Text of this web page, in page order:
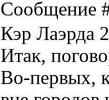
Сообщение
Кэр Лаэрда
Итак,
Во-первых,